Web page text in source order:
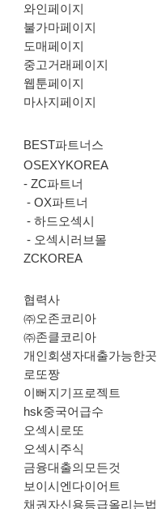
와인페이지
불가마페이지
도매페이지
중고거래페이지
웹툰페이지
마사지페이지
BEST파트너스
OSEXYKOREA
-ZC파트너
-OX파트너
-하드오섹시
- 오섹시러브몰
ZCKOREA
협력사
㈜오존코리아
㈜존클코리아
개인회생자대출가능한곳
로또짱
이뻐지기프로젝트
hsk중국어급수
오섹시로또
오섹시주식
금융대출의모든것
보이시엔다이어트
채권자신용등급올리는법